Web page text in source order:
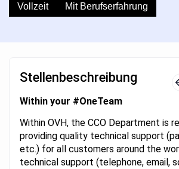
Vollzeit Mit Berufserfahrung
Stellenbeschreibung
Within your #OneTeam
Within OVH, the CCO Department is
providing quality technical support
etc.) for all customers around the
technical support (telephone, email,